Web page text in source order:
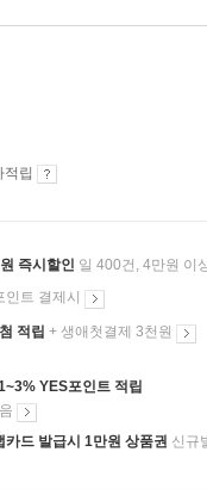
립
즉시할인 일 400건, 4만원 이
인트 결제시
적립 + 생애첫결제 3천원
YES포인트 적립
카드 발급시 1만원 상품권 신규